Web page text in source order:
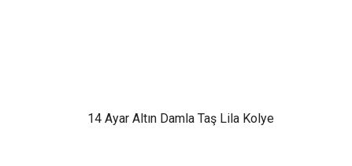
14 Ayar Altın Damla Taş Lila Kolye